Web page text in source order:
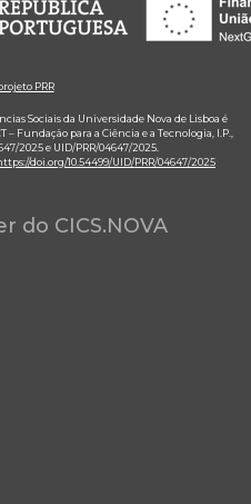
PRR
Sociais da Universidade Nova de Lisboa é
Fundação para a Ciência e a Tecnologia, I.P.,
2025 e UID/PRR/04647/2025.
doi.org/10.54499/UID/PRR/04647/2025
do CICS.NOVA